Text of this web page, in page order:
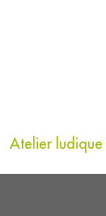
Atelier ludique